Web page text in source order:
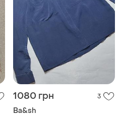
1080 грн 3
Ba&sh